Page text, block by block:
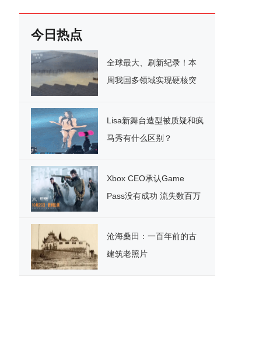
今日热点
全球最大、刷新纪录！本
周我国多领域实现硬核突
Lisa新舞台造型被质疑和疯
马秀有什么区别？
Xbox CEO承认Game
Pass没有成功 流失数百万
沧海桑田：一百年前的古
建筑老照片